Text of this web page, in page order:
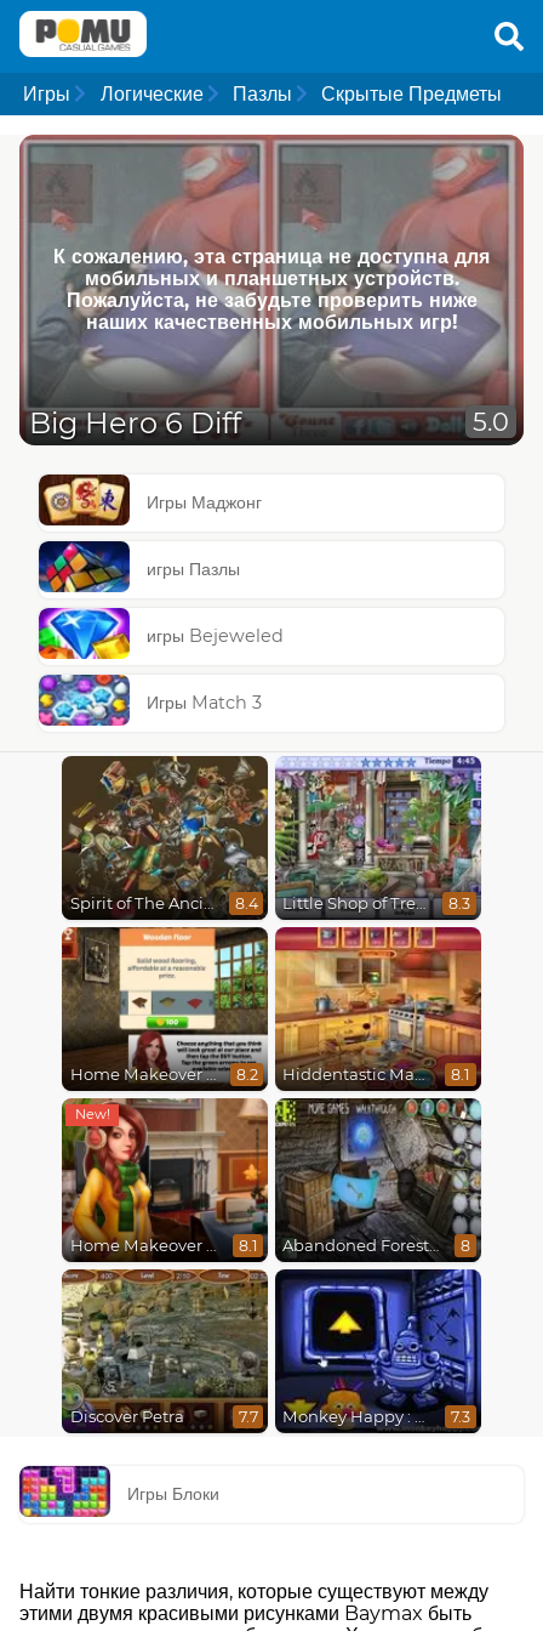
Игры Логические Пазлы Скрытые Предметы
К сожалению, эта страница не доступна для
мобильных и планшетных устройств.
Пожалуйста, не забудьте проверить ниже
наших качественных мобильных игр!
Big Hero 6 Diff 5.0
Игры Маджонг
игры Пазлы
игры Bejeweled
Игры Match 3
Spirit of The Ancient Forest 8.4 Little Shop of Treasures 8.3
Home Makeover Hidden Object 8.2 Hiddentastic Mansion 8.1
Home Makeover 2 Hidden Object 8.1 Abandoned Forest House 8
Discover Petra 7.7 Monkey Happy : Stage 0112 7.3
Игры Блоки
Найти тонкие различия, которые существуют между
этими двумя красивыми рисунками Baymax быть